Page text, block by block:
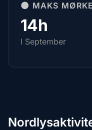
🌑 MAKS MØRKE
14h
I September